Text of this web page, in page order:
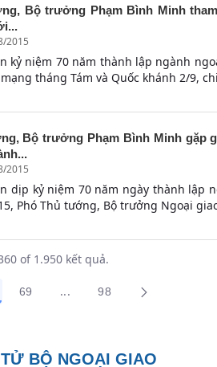
Bộ trưởng Phạm Bình Minh
2015
kỷ niệm 70 năm thành lập ngành
tháng Tám và Quốc khánh 2/9,
Bộ trưởng Phạm Bình Minh gặp
2015
dịp kỷ niệm 70 năm ngày thành lập
Phó Thủ tướng, Bộ trưởng Ngoại
of 1.950 kết quả.
TAB to navigate.
cổng
trang trên cổng
Các trang trên cổng
69 ...Trang trung gian Use TAB
Các trang trên cổng
98
BỘ NGOẠI GIAO